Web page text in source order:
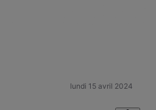
lundi 15 avril 2024